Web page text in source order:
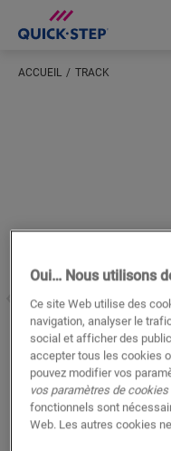
ACCUEIL TRACK
Oui… Nous utilisons
Ce site Web utilise des
navigation, analyser le
social et afficher des
accepter tous les cookies
pouvez modifier vos
vos paramètres de cookies
fonctionnels sont
Web. Les autres cookies